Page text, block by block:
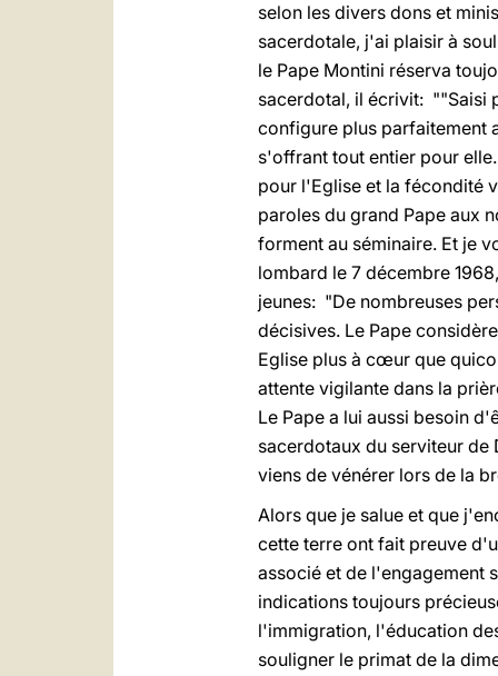
selon les divers dons et
sacerdotale, j'ai plaisir à
le Pape Montini réserva
sacerdotal, il écrivit: ""Saisi
configure plus parfaitement
s'offrant tout entier pour
pour l'Eglise et la fécondité
paroles du grand Pape aux
forment au séminaire. Et je
lombard le 7 décembre
jeunes: "De nombreuses
décisives. Le Pape
Eglise plus à cœur que
attente vigilante dans la
Le Pape a lui aussi besoin
sacerdotaux du serviteur de
viens de vénérer lors de la
Alors que je salue et que
cette terre ont fait preuve
associé et de l'engagement
indications toujours
l'immigration, l'éducation
souligner le primat de la